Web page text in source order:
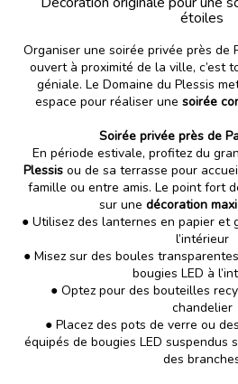
étoiles
Organiser une soirée privée près de
ouvert à proximité de la ville, c’est
géniale. Le Domaine du Plessis
espace pour réaliser une soirée
Soirée privée près de
En période estivale, profitez du
Plessisou de sa terrasse pour
famille ou entre amis. Le point fort
sur une décoration
● Utilisez des lanternes en papier et
l’intérieur
● Misez sur des boules
bougies LED à
● Optez pour des bouteilles
chandelier
● Placez des pots de verre ou
équipés de bougies LED suspendus
des